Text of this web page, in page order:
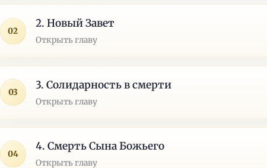
02
2. Новый Завет
Открыть главу
03
3. Солидарность в смерти
Открыть главу
04
4. Смерть Сына Божьего
Открыть главу